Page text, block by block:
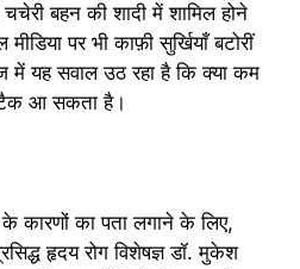
बहन की शादी में शामिल होने
पर भी काफ़ी सुर्खियाँ बटोरीं
में यह सवाल उठ रहा है कि क्या कम
आ सकता है।
कारणों का पता लगाने के लिए,
हृदय रोग विशेषज्ञ डॉ. मुकेश